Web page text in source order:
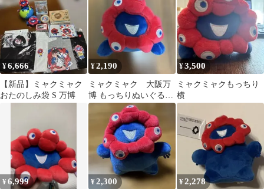
¥6,666
【新品】ミャクミャク
おたのしみ袋 S 万博
¥2,190
ミャクミャク 大阪万
博 もっちりぬいぐるみ
横ミニ
¥3,500
ミャクミャクもっちり
横
¥6,999 ¥2,300 ¥2,278